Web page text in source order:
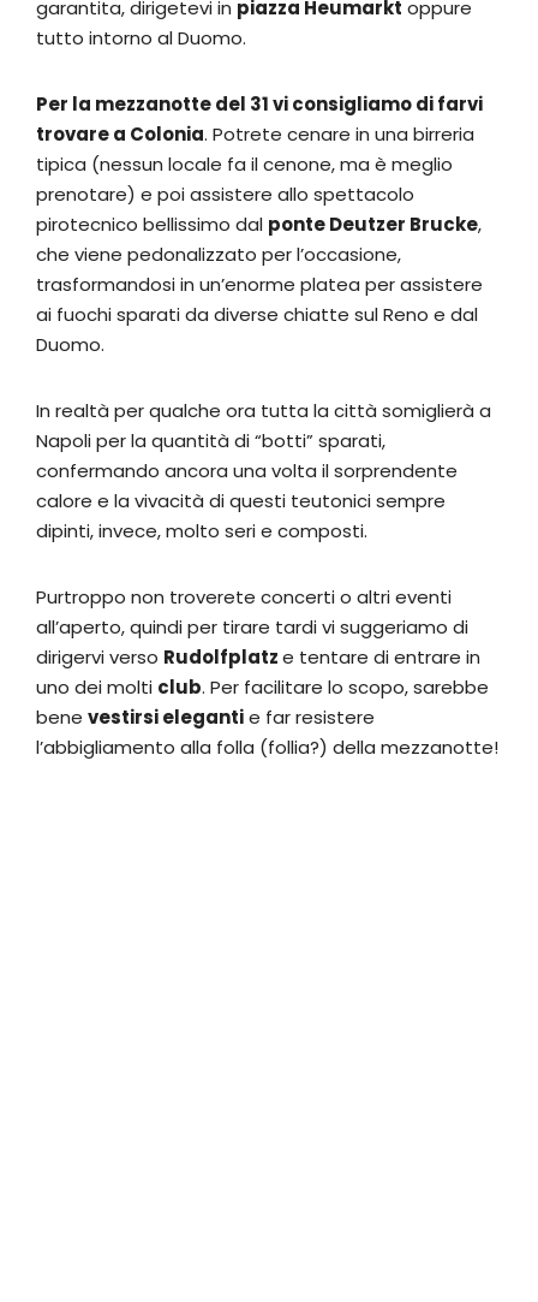
garantita, dirigetevi in piazza Heumarkt oppure
tutto intorno al Duomo.
Per la mezzanotte del 31 vi consigliamo di farvi
trovare a Colonia. Potrete cenare in una birreria
tipica (nessun locale fa il cenone, ma è meglio
prenotare) e poi assistere allo spettacolo
pirotecnico bellissimo dal ponte Deutzer Brucke,
che viene pedonalizzato per l’occasione,
trasformandosi in un’enorme platea per assistere
ai fuochi sparati da diverse chiatte sul Reno e dal
Duomo.
In realtà per qualche ora tutta la città somiglierà a
Napoli per la quantità di “botti” sparati,
confermando ancora una volta il sorprendente
calore e la vivacità di questi teutonici sempre
dipinti, invece, molto seri e composti.
Purtroppo non troverete concerti o altri eventi
all’aperto, quindi per tirare tardi vi suggeriamo di
dirigervi verso Rudolfplatze tentare di entrare in
uno dei molti club. Per facilitare lo scopo, sarebbe
bene vestirsi elegantie far resistere
l’abbigliamento alla folla (follia?) della mezzanotte!